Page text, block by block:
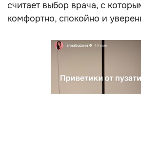
считает выбор врача, с
комфортно, спокойно и